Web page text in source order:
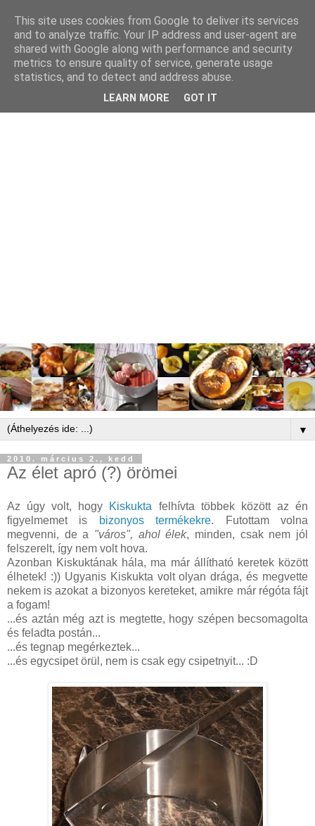
▼
2010. március 2., kedd
Az élet apró (?) örömei
Az úgy volt, hogy Kiskukta felhívta többek között az én
figyelmemet is
bizonyos termékekre. Futottam volna
megvenni, de a "város", ahol élek, minden, csak nem jól
felszerelt, így nem volt hova.
Azonban Kiskuktának hála, ma már állítható keretek között
élhetek! :)) Ugyanis Kiskukta volt olyan drága, és megvette
nekem is azokat a bizonyos kereteket, amikre már régóta fájt
a fogam!
...és aztán még azt is megtette, hogy szépen becsomagolta
és feladta postán...
...és tegnap megérkeztek...
...és egycsipet örül, nem is csak egy csipetnyit... :D
This site uses cookies from Google to deliver its services
and to analyze traffic. Your IP address and user-agent are
shared with Google along with performance and security
metrics to ensure quality of service, generate usage
statistics, and to detect and address abuse.
LEARN MORE GOT IT